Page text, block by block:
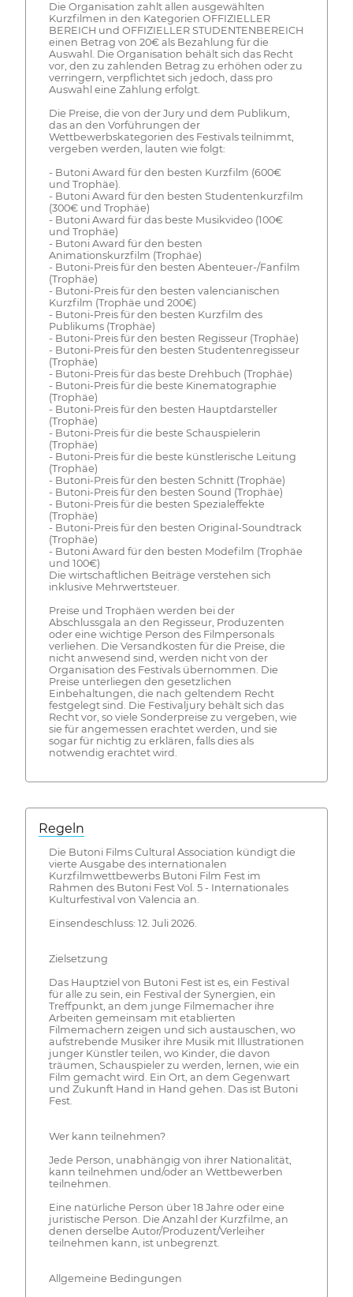
Die Organisation zahlt allen ausgewählten
Kurzfilmen in den Kategorien OFFIZIELLER
BEREICH und OFFIZIELLER STUDENTENBEREICH
einen Betrag von 20€ als Bezahlung für die
Auswahl. Die Organisation behält sich das Recht
vor, den zu zahlenden Betrag zu erhöhen oder zu
verringern, verpflichtet sich jedoch, dass pro
Auswahl eine Zahlung erfolgt.
Die Preise, die von der Jury und dem Publikum,
das an den Vorführungen der
Wettbewerbskategorien des Festivals teilnimmt,
vergeben werden, lauten wie folgt:
- Butoni Award für den besten Kurzfilm (600€
und Trophäe).
- Butoni Award für den besten Studentenkurzfilm
(300€ und Trophäe)
- Butoni Award für das beste Musikvideo (100€
und Trophäe)
- Butoni Award für den besten
Animationskurzfilm (Trophäe)
- Butoni-Preis für den besten Abenteuer-/Fanfilm
(Trophäe)
- Butoni-Preis für den besten valencianischen
Kurzfilm (Trophäe und 200€)
- Butoni-Preis für den besten Kurzfilm des
Publikums (Trophäe)
- Butoni-Preis für den besten Regisseur (Trophäe)
- Butoni-Preis für den besten Studentenregisseur
(Trophäe)
- Butoni-Preis für das beste Drehbuch (Trophäe)
- Butoni-Preis für die beste Kinematographie
(Trophäe)
- Butoni-Preis für den besten Hauptdarsteller
(Trophäe)
- Butoni-Preis für die beste Schauspielerin
(Trophäe)
- Butoni-Preis für die beste künstlerische Leitung
(Trophäe)
- Butoni-Preis für den besten Schnitt (Trophäe)
- Butoni-Preis für den besten Sound (Trophäe)
- Butoni-Preis für die besten Spezialeffekte
(Trophäe)
- Butoni-Preis für den besten Original-Soundtrack
(Trophäe)
- Butoni Award für den besten Modefilm (Trophäe
und 100€)
Die wirtschaftlichen Beiträge verstehen sich
inklusive Mehrwertsteuer.
Preise und Trophäen werden bei der
Abschlussgala an den Regisseur, Produzenten
oder eine wichtige Person des Filmpersonals
verliehen. Die Versandkosten für die Preise, die
nicht anwesend sind, werden nicht von der
Organisation des Festivals übernommen. Die
Preise unterliegen den gesetzlichen
Einbehaltungen, die nach geltendem Recht
festgelegt sind. Die Festivaljury behält sich das
Recht vor, so viele Sonderpreise zu vergeben, wie
sie für angemessen erachtet werden, und sie
sogar für nichtig zu erklären, falls dies als
notwendig erachtet wird.
Regeln
Die Butoni Films Cultural Association kündigt die
vierte Ausgabe des internationalen
Kurzfilmwettbewerbs Butoni Film Fest im
Rahmen des Butoni Fest Vol. 5 - Internationales
Kulturfestival von Valencia an.
Einsendeschluss: 12. Juli 2026.
Zielsetzung
Das Hauptziel von Butoni Fest ist es, ein Festival
für alle zu sein, ein Festival der Synergien, ein
Treffpunkt, an dem junge Filmemacher ihre
Arbeiten gemeinsam mit etablierten
Filmemachern zeigen und sich austauschen, wo
aufstrebende Musiker ihre Musik mit Illustrationen
junger Künstler teilen, wo Kinder, die davon
träumen, Schauspieler zu werden, lernen, wie ein
Film gemacht wird. Ein Ort, an dem Gegenwart
und Zukunft Hand in Hand gehen. Das ist Butoni
Fest.
Wer kann teilnehmen?
Jede Person, unabhängig von ihrer Nationalität,
kann teilnehmen und/oder an Wettbewerben
teilnehmen.
Eine natürliche Person über 18 Jahre oder eine
juristische Person. Die Anzahl der Kurzfilme, an
denen derselbe Autor/Produzent/Verleiher
teilnehmen kann, ist unbegrenzt.
Allgemeine Bedingungen